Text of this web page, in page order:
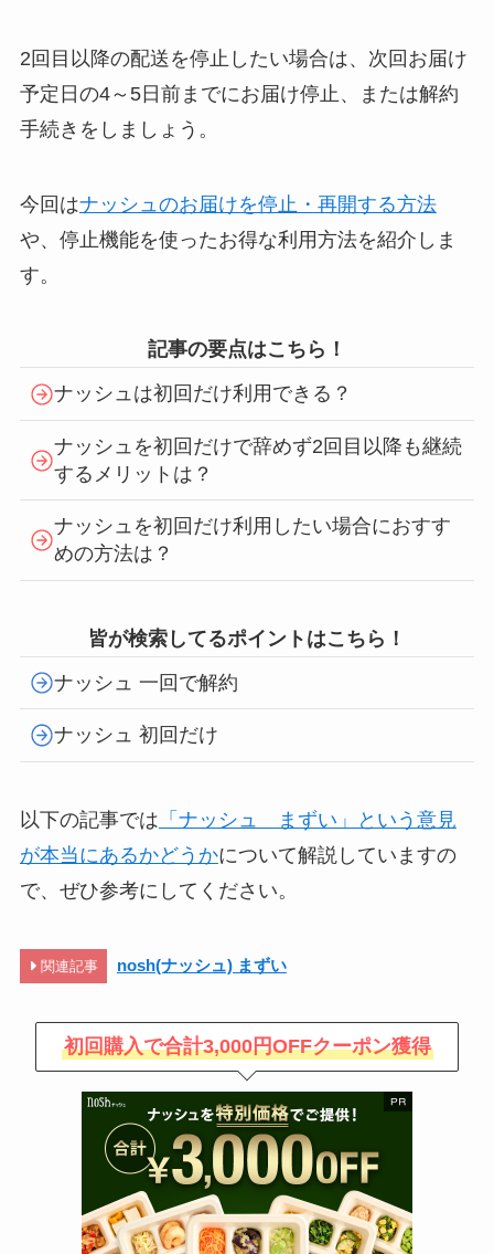
2回目以降の配送を停止したい場合は、次回お届け
予定日の4～5日前までにお届け停止、または解約
手続きをしましょう。
今回はナッシュのお届けを停止・再開する方法
や、停止機能を使ったお得な利用方法を紹介しま
す。
記事の要点はこちら！
ナッシュは初回だけ利用できる？
ナッシュを初回だけで辞めず2回目以降も継続
するメリットは？
ナッシュを初回だけ利用したい場合におすす
めの方法は？
皆が検索してるポイントはこちら！
ナッシュ 一回で解約
ナッシュ 初回だけ
以下の記事では 「ナッシュ まずい」という意見
が本当にあるかどうかについて解説していますの
で、ぜひ参考にしてください。
関連記事 nosh(ナッシュ) まずい
初回購入で合計3,000円OFFクーポン獲得